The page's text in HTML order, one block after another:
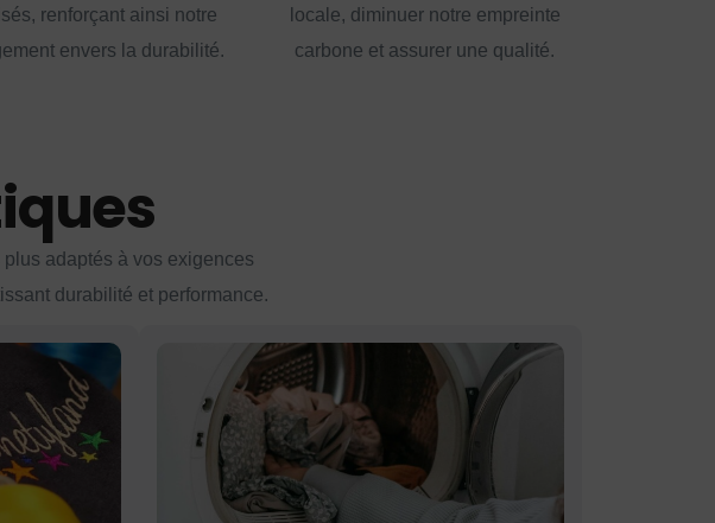
renforçant ainsi notre
envers la durabilité.
locale, diminuer notre empreinte
carbone et assurer une qualité.
adaptés à vos exigences
durabilité et performance.